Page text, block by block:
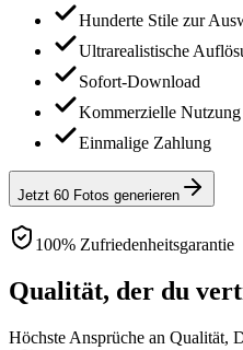
Hunderte Stile zur
Ultrarealistische
Sofort-Download
Kommerzielle Nutzung
Einmalige Zahlung
Jetzt 60 Fotos generieren
100% Zufriedenheitsgarantie
Qualität, der du
Höchste Ansprüche an Qualität,